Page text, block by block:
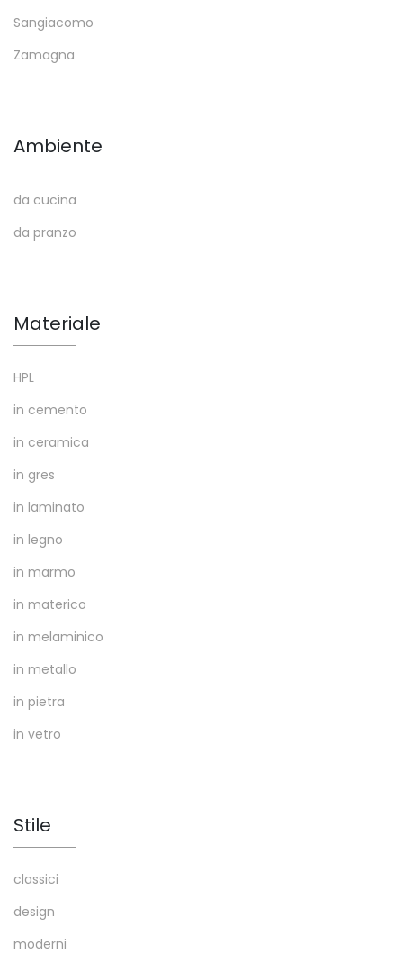
Sangiacomo
Zamagna
Ambiente
da cucina
da pranzo
Materiale
HPL
in cemento
in ceramica
in gres
in laminato
in legno
in marmo
in materico
in melaminico
in metallo
in pietra
in vetro
Stile
classici
design
moderni